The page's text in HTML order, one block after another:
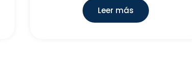
Leer más